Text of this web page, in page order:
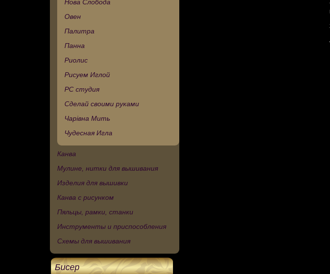
Нова Слобода
Овен
Палитра
Панна
Риолис
Рисуем Иглой
РС студия
Сделай своими руками
Чарівна Мить
Чудесная Игла
Канва
Мулине, нитки для вышивания
Изделия для вышивки
Канва с рисунком
Пяльцы, рамки, станки
Инструменты и приспособления
Схемы для вышивания
Бисер